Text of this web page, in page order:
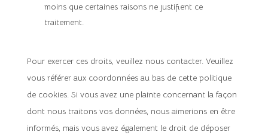
moins que certaines raisons ne justifient ce
traitement.
Pour exercer ces droits, veuillez nous contacter. Veuillez
vous référer aux coordonnées au bas de cette politique
de cookies. Si vous avez une plainte concernant la façon
dont nous traitons vos données, nous aimerions en être
informés, mais vous avez également le droit de déposer